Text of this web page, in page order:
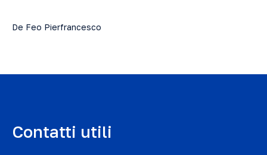
De Feo Pierfrancesco
Contatti utili